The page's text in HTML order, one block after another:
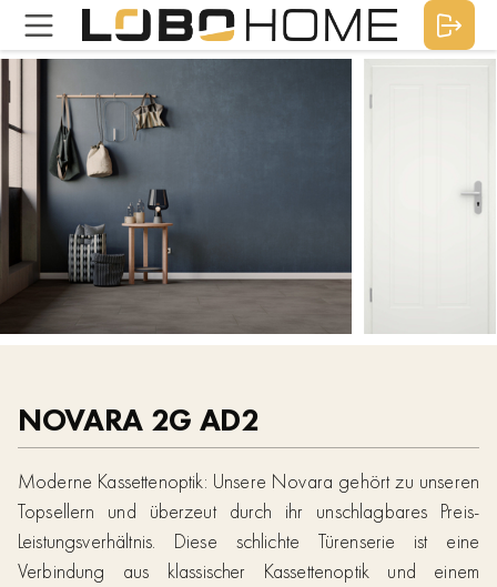
NOVARA 2G AD2
Moderne Kassettenoptik: Unsere Novara gehört zu unseren
Topsellern und überzeut durch ihr unschlagbares Preis-
Leistungsverhältnis. Diese schlichte Türenserie ist eine
Verbindung aus klassischer Kassettenoptik und einem